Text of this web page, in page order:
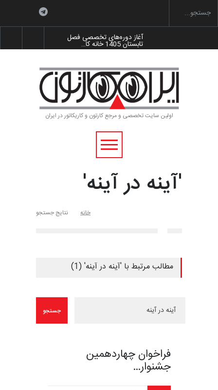
آغاز دوره‌های تخصصی فصل
تابستان 1405 خانه کا…
گزارش تصویری آیین اختتامیه و
اهدای جوایز سوم…
به یاد اردوغان باشول (۱۹۳۶–
۲۰۲۶)
«ایران سربلند»…
اولین سایت تخصصی و مرجع کارتون و کاریکاتور در ایران
'آینه در آینه'
خانه نتایج جستجو
مطالب مرتبط با 'آینه در آینه' (1)
فراخوان چهاردهمین
جشنوار…